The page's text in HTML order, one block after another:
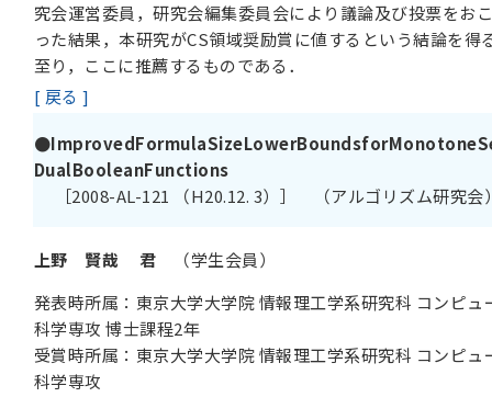
究会運営委員，研究会編集委員会により議論及び投票をお
った結果，本研究がCS領域奨励賞に値するという結論を得
至り，ここに推薦するものである．
[ 戻る ]
DualBooleanFunctions
［2008-AL-121 （H20.12. 3）］ （アルゴリズム研究会
上野 賢哉 君 （学生会員）
発表時所属：東京大学大学院 情報理工学系研究科 コンピュ
科学専攻 博士課程2年
受賞時所属：東京大学大学院 情報理工学系研究科 コンピュ
科学専攻